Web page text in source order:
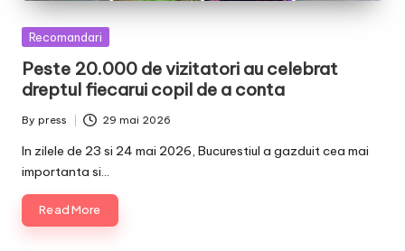
Posted
Recomandari
Peste 20.000 de vizitatori au celebrat
dreptul fiecarui copil de a conta
Posted
by
By press 29 mai 2026
In zilele de 23 si 24 mai 2026, Bucurestiul a gazduit cea mai
importanta si…
Read More